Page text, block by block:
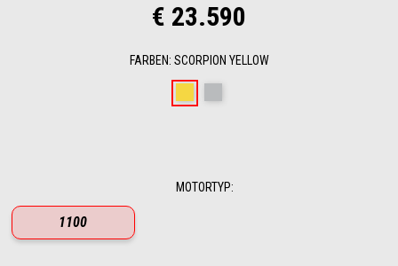
€ 23.590
FARBEN: SCORPION YELLOW
MOTORTYP:
1100